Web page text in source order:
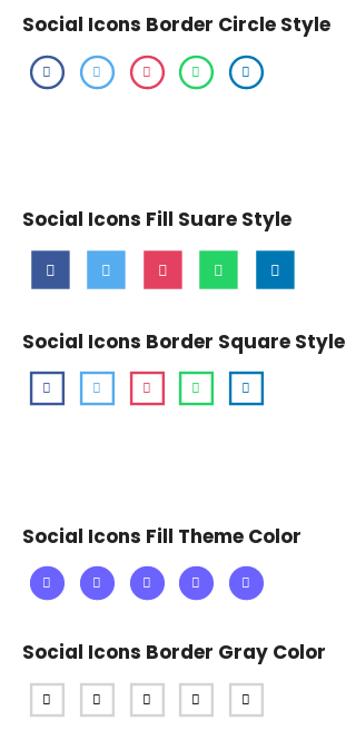
Social Icons Border Circle Style
Social Icons Fill Suare Style
Social Icons Border Square Style
Social Icons Fill Theme Color
Social Icons Border Gray Color